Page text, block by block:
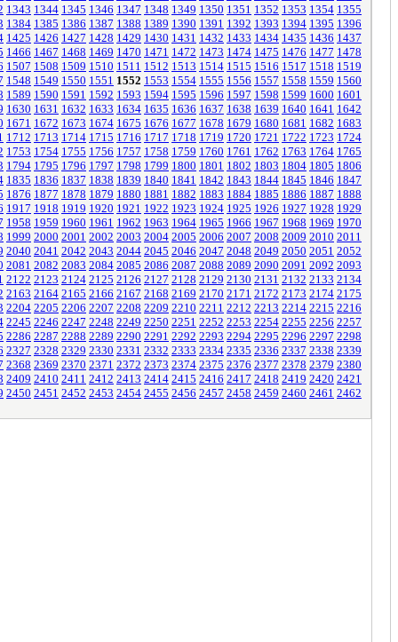
1343 1344 1345 1346 1347 1348 1349 1350 1351 1352 1353 1354 1355
1384 1385 1386 1387 1388 1389 1390 1391 1392 1393 1394 1395 1396
1425 1426 1427 1428 1429 1430 1431 1432 1433 1434 1435 1436 1437
1466 1467 1468 1469 1470 1471 1472 1473 1474 1475 1476 1477 1478
1507 1508 1509 1510 1511 1512 1513 1514 1515 1516 1517 1518 1519
1548 1549 1550 1551 1552 1553 1554 1555 1556 1557 1558 1559 1560
1589 1590 1591 1592 1593 1594 1595 1596 1597 1598 1599 1600 1601
1630 1631 1632 1633 1634 1635 1636 1637 1638 1639 1640 1641 1642
1671 1672 1673 1674 1675 1676 1677 1678 1679 1680 1681 1682 1683
1712 1713 1714 1715 1716 1717 1718 1719 1720 1721 1722 1723 1724
1753 1754 1755 1756 1757 1758 1759 1760 1761 1762 1763 1764 1765
1794 1795 1796 1797 1798 1799 1800 1801 1802 1803 1804 1805 1806
1835 1836 1837 1838 1839 1840 1841 1842 1843 1844 1845 1846 1847
1876 1877 1878 1879 1880 1881 1882 1883 1884 1885 1886 1887 1888
1917 1918 1919 1920 1921 1922 1923 1924 1925 1926 1927 1928 1929
1958 1959 1960 1961 1962 1963 1964 1965 1966 1967 1968 1969 1970
1999 2000 2001 2002 2003 2004 2005 2006 2007 2008 2009 2010 2011
2040 2041 2042 2043 2044 2045 2046 2047 2048 2049 2050 2051 2052
2081 2082 2083 2084 2085 2086 2087 2088 2089 2090 2091 2092 2093
2122 2123 2124 2125 2126 2127 2128 2129 2130 2131 2132 2133 2134
2163 2164 2165 2166 2167 2168 2169 2170 2171 2172 2173 2174 2175
2204 2205 2206 2207 2208 2209 2210 2211 2212 2213 2214 2215 2216
2245 2246 2247 2248 2249 2250 2251 2252 2253 2254 2255 2256 2257
2286 2287 2288 2289 2290 2291 2292 2293 2294 2295 2296 2297 2298
2327 2328 2329 2330 2331 2332 2333 2334 2335 2336 2337 2338 2339
2368 2369 2370 2371 2372 2373 2374 2375 2376 2377 2378 2379 2380
2409 2410 2411 2412 2413 2414 2415 2416 2417 2418 2419 2420 2421
2450 2451 2452 2453 2454 2455 2456 2457 2458 2459 2460 2461 2462